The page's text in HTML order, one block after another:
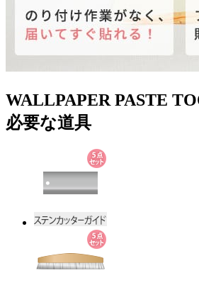
WALLPAPER PASTE
必要な道具